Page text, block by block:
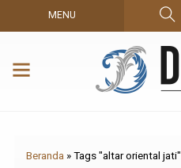
MENU
Beranda »Tags "altar oriental jati"